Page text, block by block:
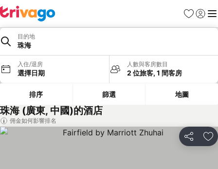
收藏夾
登入 選
目的地
珠海
入住/退房
選擇日期
人數與客房數目
2 位旅客, 1 間客房
排序 篩選 地圖
珠海 (廣東, 中國)的酒店
佣金如何影響排名
分享 放